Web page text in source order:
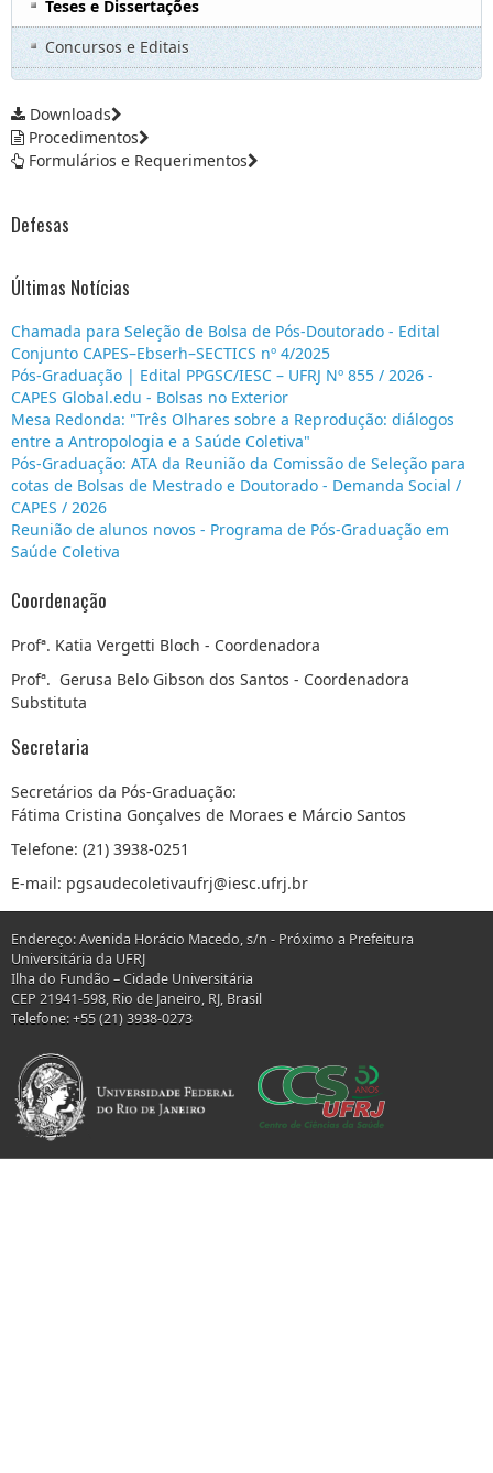
Teses e Dissertações
Concursos e Editais
Downloads
Procedimentos
Formulários e Requerimentos
Defesas
Últimas Notícias
Chamada para Seleção de Bolsa de Pós-Doutorado - Edital
Conjunto CAPES–Ebserh–SECTICS nº 4/2025
Pós-Graduação | Edital PPGSC/IESC – UFRJ Nº 855 / 2026 -
CAPES Global.edu - Bolsas no Exterior
Mesa Redonda: "Três Olhares sobre a Reprodução: diálogos
entre a Antropologia e a Saúde Coletiva"
Pós-Graduação: ATA da Reunião da Comissão de Seleção para
cotas de Bolsas de Mestrado e Doutorado - Demanda Social /
CAPES / 2026
Reunião de alunos novos - Programa de Pós-Graduação em
Saúde Coletiva
Coordenação
Profª. Katia Vergetti Bloch - Coordenadora
Profª. Gerusa Belo Gibson dos Santos - Coordenadora
Substituta
Secretaria
Secretários da Pós-Graduação:
Fátima Cristina Gonçalves de Moraes e Márcio Santos
Telefone: (21) 3938-0251
E-mail: pgsaudecoletivaufrj@iesc.ufrj.br
Endereço: Avenida Horácio Macedo, s/n - Próximo a Prefeitura
Universitária da UFRJ
Ilha do Fundão – Cidade Universitária
CEP 21941-598, Rio de Janeiro, RJ, Brasil
Telefone: +55 (21) 3938-0273